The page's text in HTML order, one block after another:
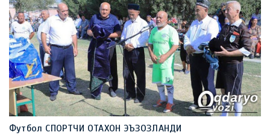
Футбол СПОРТЧИ ОТАХОН ЭЪЗОЗЛАНДИ